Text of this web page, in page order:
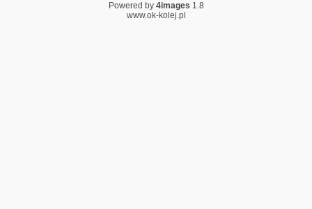
Powered by 4images 1.8
www.ok-kolej.pl